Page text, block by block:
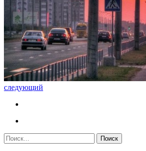
следующий